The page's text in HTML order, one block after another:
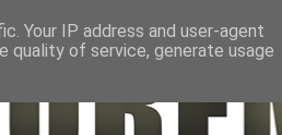
Your IP address and user-agent
quality of service, generate usage